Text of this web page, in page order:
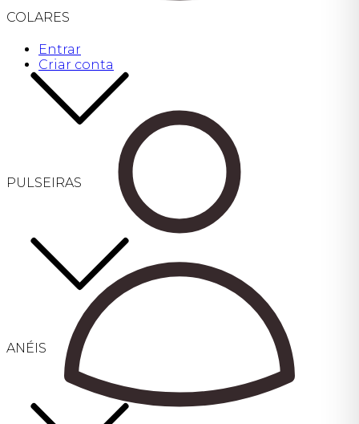
COLARES
PULSEIRAS
ANÉIS
Entrar
Criar conta